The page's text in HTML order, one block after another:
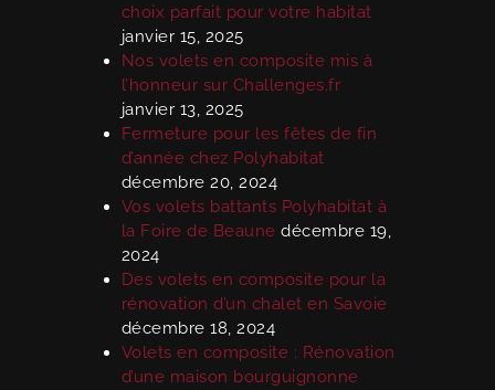
choix parfait pour votre habitat
janvier 15, 2025
Nos volets en composite mis à
l’honneur sur Challenges.fr
janvier 13, 2025
Fermeture pour les fêtes de fin
d’année chez Polyhabitat
décembre 20, 2024
Vos volets battants Polyhabitat à
la Foire de Beaune décembre 19,
2024
Des volets en composite pour la
rénovation d’un chalet en Savoie
décembre 18, 2024
Volets en composite : Rénovation
d’une maison bourguignonne